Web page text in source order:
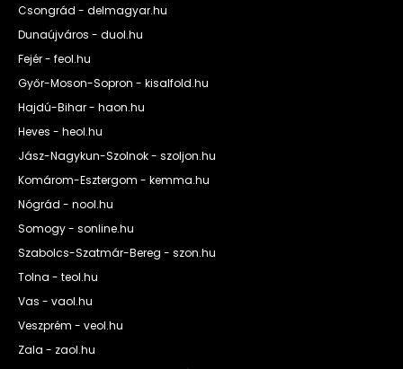
Csongrád - delmagyar.hu
Dunaújváros - duol.hu
Fejér - feol.hu
Győr-Moson-Sopron - kisalfold.hu
Hajdú-Bihar - haon.hu
Heves - heol.hu
Jász-Nagykun-Szolnok - szoljon.hu
Komárom-Esztergom - kemma.hu
Nógrád - nool.hu
Somogy - sonline.hu
Szabolcs-Szatmár-Bereg - szon.hu
Tolna - teol.hu
Vas - vaol.hu
Veszprém - veol.hu
Zala - zaol.hu